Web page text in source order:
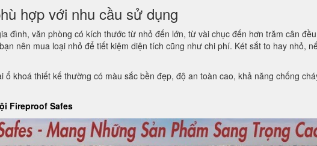
hợp với nhu cầu sử dụng
đình, văn phòng có kích thước từ nhỏ đến lớn, từ vài chục đến hơn trăm cân
nên mua loại nhỏ để tiết kiệm diện tích cũng như chi phí. Két sắt to hay nhỏ,
khoá thiết kế thường có màu sắc bền đẹp, độ an toàn cao, khả năng chống
Fireproof Safes